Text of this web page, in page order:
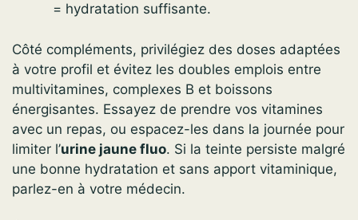
= hydratation suffisante.
Côté compléments, privilégiez des doses adaptées
à votre profil et évitez les doubles emplois entre
multivitamines, complexes B et boissons
énergisantes. Essayez de prendre vos vitamines
avec un repas, ou espacez-les dans la journée pour
limiter l’urine jaune fluo. Si la teinte persiste malgré
une bonne hydratation et sans apport vitaminique,
parlez-en à votre médecin.